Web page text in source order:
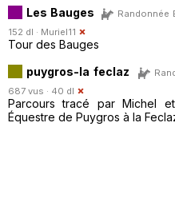
Les Bauges
Randonnée
152 dl · Muriel11
Tour des Bauges
puygros-la feclaz
687 vus · 40 dl
Parcours tracé par Michel
Équestre de Puygros à la